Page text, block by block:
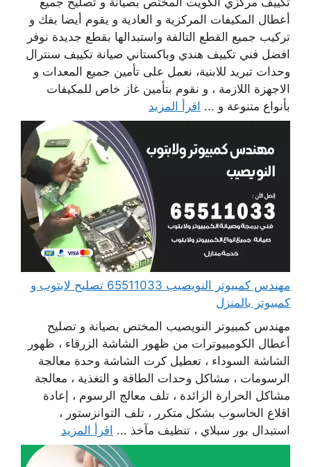
أعطال المكيفات المركزية و العادية و يقوم أيضا بفك و
تركيب جميع القطع التالفة واستبدالها بقطع جديدة نوفر
افضل فني تكييف هندي وباكستاني صيانة تكييف سنترال
وحدات تبريد للابنية، نعمل على تأمين جميع المعدات و
الاجهزة اللازمة ، و نقوم بتأمين غاز خاص للمكيفات
بأنواع متنوعة و ... اقرأ المزيد
مهندس كمبيوتر النويصيب 65511033 تصليح لابتوب و
كمبيوتر بالمنزل
مهندس كمبيوتر النويصيب المختص بصيانة و تصليح
أعطال الكومبيوترات من ظهور الشاشة الزرقاء ، ظهور
الشاشة السوداء ، تعطيل كرت الشاشة وحدة معالجة
الرسومات ، مشاكل وحدات الطاقة و التغذية ، معالجة
مشاكل الحرارة الزائدة ، تلف معالج الرسوم ، إعادة
اقلاع الحاسوب بشكل متكرر ، تلف التوانزستور ،
استبدال بور سبلاي ، تنظيف مآخذ ... اقرأ المزيد